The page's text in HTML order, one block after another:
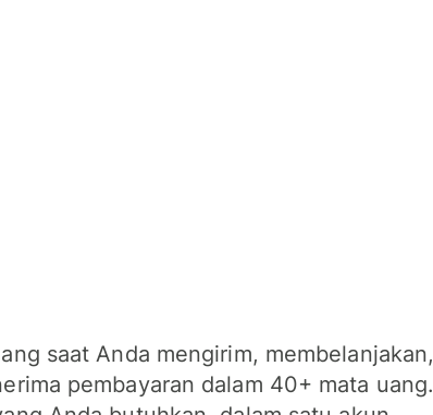
saat Anda mengirim, membelanjakan,
pembayaran dalam 40+ mata uang.